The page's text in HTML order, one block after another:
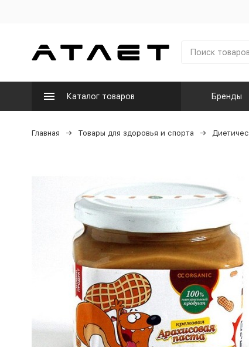
Каталог товаров Бренды
Главная Товары для здоровья и спорта